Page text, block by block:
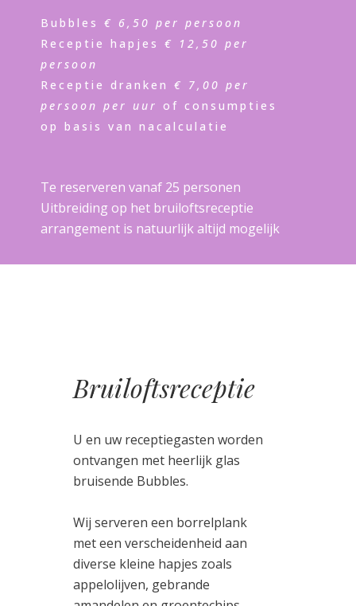
Bubbles € 6,50 per persoon
Receptie hapjes € 12,50 per
persoon
Receptie dranken € 7,00 per
persoon per uur of consumpties
op basis van nacalculatie
Te reserveren vanaf 25 personen
Uitbreiding op het bruiloftsreceptie
arrangement is natuurlijk altijd mogelijk
Bruiloftsreceptie
U en uw receptiegasten worden
ontvangen met heerlijk glas
bruisende Bubbles.
Wij serveren een borrelplank
met een verscheidenheid aan
diverse kleine hapjes zoals
appelolijven, gebrande